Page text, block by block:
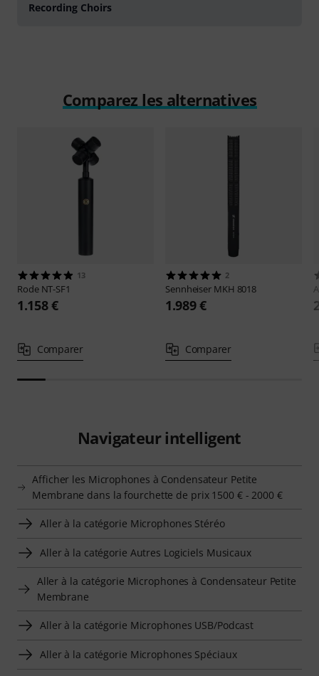
Recording Choirs
Comparez les alternatives
13
Rode NT-SF1
1.158 €
Comparer
2
Sennheiser MKH 8018
1.989 €
Comparer
Navigateur intelligent
Afficher les Microphones à Condensateur Petite
Membrane dans la fourchette de prix 1500 € - 2000 €
Aller à la catégorie Microphones Stéréo
Aller à la catégorie Autres Logiciels Musicaux
Aller à la catégorie Microphones à Condensateur Petite
Membrane
Aller à la catégorie Microphones USB/Podcast
Aller à la catégorie Microphones Spéciaux